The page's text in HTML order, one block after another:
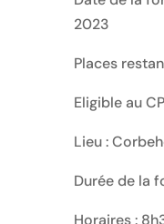
2023
Places
Eligible au
Lieu :
Durée de la
Horaires :